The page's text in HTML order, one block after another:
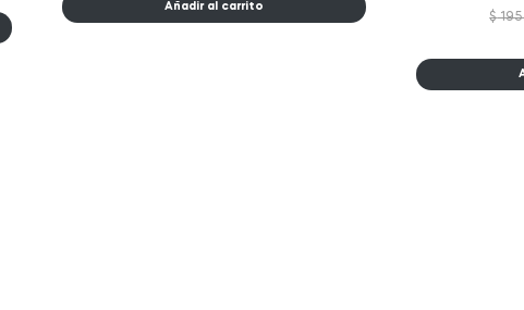
Añadir al carrito
$